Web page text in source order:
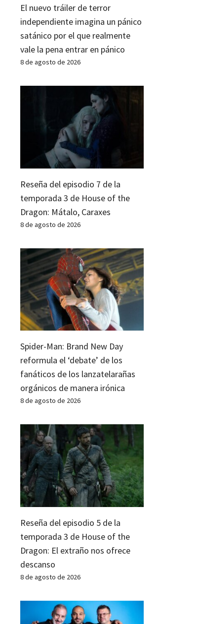
El nuevo tráiler de terror
independiente imagina un pánico
satánico por el que realmente
vale la pena entrar en pánico
8 de agosto de 2026
Reseña del episodio 7 de la
temporada 3 de House of the
Dragon: Mátalo, Caraxes
8 de agosto de 2026
Spider-Man: Brand New Day
reformula el ‘debate’ de los
fanáticos de los lanzatelarañas
orgánicos de manera irónica
8 de agosto de 2026
Reseña del episodio 5 de la
temporada 3 de House of the
Dragon: El extraño nos ofrece
descanso
8 de agosto de 2026